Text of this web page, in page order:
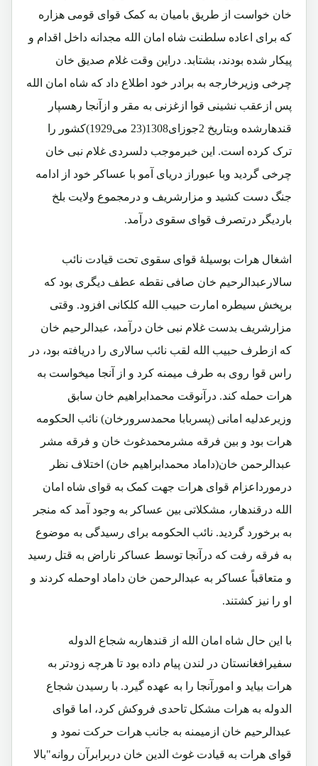
خان خواست از طریق بامیان به کمک قوای قومی هزاره
که برای اعاده سلطنت شاه امان الله مجدانه داخل اقدام و
پیکار شده بودند، بشتابد. دراین وقت غلام صدیق خان
چرخی وزیرخارجه به برادر خود اطلاع داد که شاه امان الله
پس ازعقب نشینی قوا ازغزنی به مقر و ازآنجا رهسپار
قندهارشده وبتاریخ 2جوزای1308(23 می1929)کشور را
ترک کرده است. این خبرموجب دلسردی غلام نبی خان
چرخی گردید وبا عبوراز دریای آمو با عساکر خود از ادامه
جنگ دست کشید و مزارشریف و درمجموع ولایت بلخ
باردیگر درتصرف قوای سقوی درآمد.
اشغال هرات بوسیلۀ قوای سقوی تحت قیادت نائب
سالارعبدالرحیم خان صافی نقطه عطف دیگری بود که
برپخش سیطره امارت حبیب الله کلکانی افزود. وقتی
مزارشریف بدست غلام نبی خان درآمد، عبدالرحیم خان
که ازطرف حبیب الله لقب نائب سالاری را دریافته بود، در
راس قوا روی به طرف میمنه کرد و از آنجا میخواست به
هرات حمله کند. درآنوقت محمدابراهیم خان سابق
وزیرعدلیه امانی (پسربابا محمدسرورخان) نائب الحکومه
هرات بود و بین فرقه مشرمحمدغوث خان و فرقه مشر
عبدالرحمن خان(داماد محمدابراهیم خان) اختلاف نظر
درمورداعزام قوای هرات جهت کمک به قوای شاه امان
الله درقندهار، مشکلاتی بین عساکر به وجود آمد که منجر
به برخورد گردید. نائب الحکومه برای رسیدگی به موضوع
به فرقه رفت که درآنجا توسط عساکر ناراض به قتل رسید
و متعاقباً عساکر به عبدالرحمن خان داماد اوحمله کردند و
او را نیز کشتند.
با این حال شاه امان الله از قندهاربه شجاع الدوله
سفیرافغانستان در لندن پیام داده بود تا هرچه زودتر به
هرات بیاید و امورآنجا را به عهده گیرد. با رسیدن شجاع
الدوله به هرات مشکل تاحدی فروکش کرد، اما قوای
عبدالرحیم خان ازمیمنه به جانب هرات حرکت نمود و
قوای هرات به قیادت غوث الدین خان دربرابرآن روانه"بالا